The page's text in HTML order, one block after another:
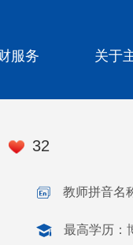
服务 关于
32
教师拼音名
最高学历：